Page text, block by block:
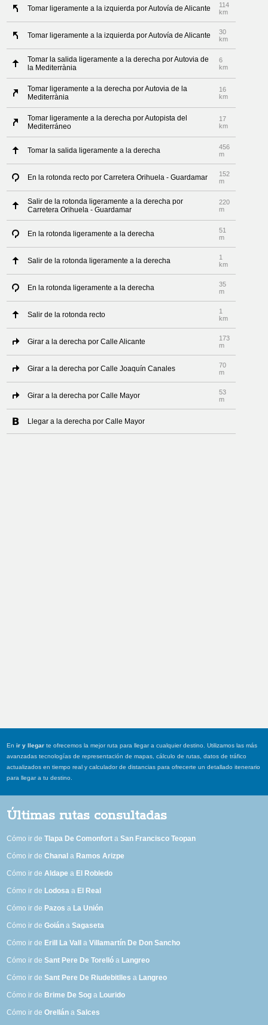
Tomar ligeramente a la izquierda por Autovía de Alicante
114
km
Tomar ligeramente a la izquierda por Autovía de Alicante
30
km
Tomar la salida ligeramente a la derecha por Autovia de
la Mediterrània
6
km
Tomar ligeramente a la derecha por Autovia de la
Mediterrània
16
km
Tomar ligeramente a la derecha por Autopista del
Mediterráneo
17
km
Tomar la salida ligeramente a la derecha
456
m
En la rotonda recto por Carretera Orihuela - Guardamar
152
m
Salir de la rotonda ligeramente a la derecha por
Carretera Orihuela - Guardamar
220
m
En la rotonda ligeramente a la derecha
51
m
Salir de la rotonda ligeramente a la derecha
1
km
En la rotonda ligeramente a la derecha
35
m
Salir de la rotonda recto
1
km
Girar a la derecha por Calle Alicante
173
m
Girar a la derecha por Calle Joaquín Canales
70
m
Girar a la derecha por Calle Mayor
53
m
Llegar a la derecha por Calle Mayor
Enir y llegar te ofrecemos la mejor ruta para llegar a cualquier destino. Utilizamos las más
avanzadas tecnologías de representación de mapas, cálculo de rutas, datos de tráfico
actualizados en tiempo real y calculador de distancias para ofrecerte un detallado itenerario
para llegar a tu destino.
Últimas rutas consultadas
Cómo ir deTlapa De Comonfort aSan Francisco Teopan
Cómo ir deChanal a Ramos Arizpe
Cómo ir deAldape a El Robledo
Cómo ir de Lodosa a El Real
Cómo ir de Pazos a La Unión
Cómo ir deGoián aSagaseta
Cómo ir de Erill La Vall aVillamartín De Don Sancho
Cómo ir deSant Pere De Torelló a Langreo
Cómo ir deSant Pere De Riudebitlles a Langreo
Cómo ir de Brime De Sog a Lourido
Cómo ir deOrellán aSalces